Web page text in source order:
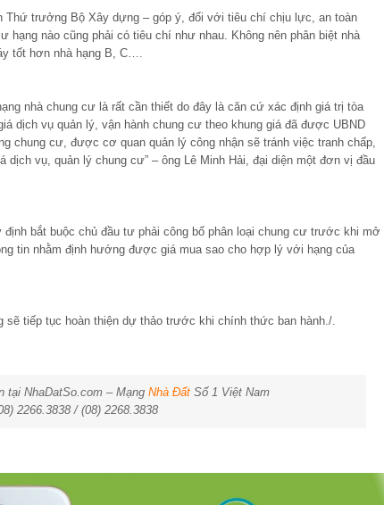
Thứ trưởng Bộ Xây dựng – góp ý, đối với tiêu chí chịu lực, an toàn
hạng nào cũng phải có tiêu chí như nhau. Không nên phân biệt nhà
tốt hơn nhà hạng B, C….
nhà chung cư là rất cần thiết do đây là căn cứ xác định giá trị tòa
dịch vụ quản lý, vận hành chung cư theo khung giá đã được UBND
chung cư, được cơ quan quản lý công nhận sẽ tránh việc tranh chấp,
dịch vụ, quản lý chung cư” – ông Lê Minh Hải, đại diện một đơn vị đầu
định bắt buộc chủ đầu tư phải công bố phân loại chung cư trước khi mở
tin nhằm định hướng được giá mua sao cho hợp lý với hạng của
tiếp tục hoàn thiện dự thảo trước khi chính thức ban hành./.
tại NhaDatSo.com – Mạng Nhà Đất Số 1 Việt Nam
2266.3838 / (08) 2268.3838